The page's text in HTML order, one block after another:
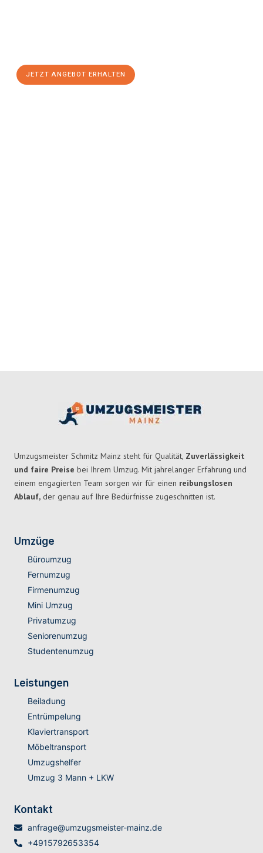
JETZT ANGEBOT ERHALTEN
Umzugsmeister Schmitz Mainz steht für Qualität, Zuverlässigkeit
und faire Preise bei Ihrem Umzug. Mit jahrelanger Erfahrung und
einem engagierten Team sorgen wir für einen reibungslosen
Ablauf, der genau auf Ihre Bedürfnisse zugeschnitten ist.
Umzüge
Büroumzug
Fernumzug
Firmenumzug
Mini Umzug
Privatumzug
Seniorenumzug
Studentenumzug
Leistungen
Beiladung
Entrümpelung
Klaviertransport
Möbeltransport
Umzugshelfer
Umzug 3 Mann + LKW
Kontakt
anfrage@umzugsmeister-mainz.de
+4915792653354